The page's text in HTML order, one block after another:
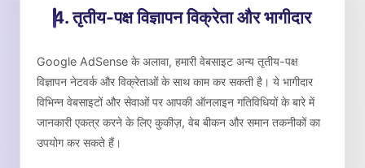
4. तृतीय-पक्ष विज्ञापन विक्रेता और भागीदार
Google AdSense के अलावा, हमारी वेबसाइट अन्य तृतीय-पक्ष
विज्ञापन नेटवर्क और विक्रेताओं के साथ काम कर सकती है। ये भागीदार
विभिन्न वेबसाइटों और सेवाओं पर आपकी ऑनलाइन गतिविधियों के बारे में
जानकारी एकत्र करने के लिए कुकीज़, वेब बीकन और समान तकनीकों का
उपयोग कर सकते हैं।